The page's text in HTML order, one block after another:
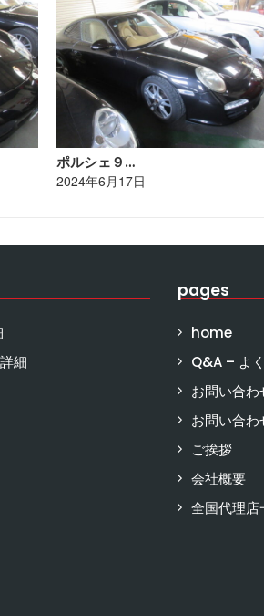
ポルシェ９…
2024年6月17日
細
pages
home
Q&A – よ
お問い合わ
お問い合
ご挨拶
会社概要
全国代理店